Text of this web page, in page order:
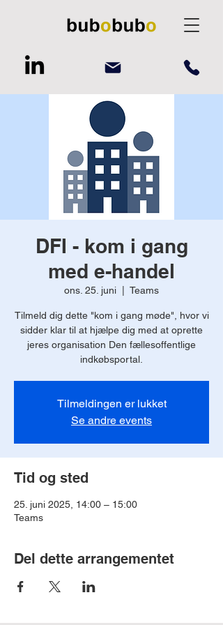
DFI - kom i gang
med e-handel
ons. 25. juni Teams
Tilmeld dig dette "kom i gang møde", hvor vi
sidder klar til at hjælpe dig med at oprette
jeres organisation Den fællesoffentlige
indkøbsportal.
Tilmeldingen er lukket
Se andre events
Tid og sted
25. juni 2025, 14:00 – 15:00
Teams
Del dette arrangementet